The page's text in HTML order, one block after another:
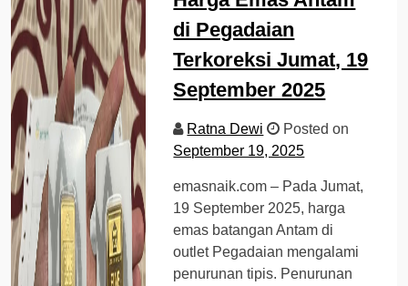
di Pegadaian
Terkoreksi Jumat, 19
September 2025
Ratna Dewi
Posted on
September 19, 2025
emasnaik.com – Pada Jumat,
19 September 2025, harga
emas batangan Antam di
outlet Pegadaian mengalami
penurunan tipis. Penurunan